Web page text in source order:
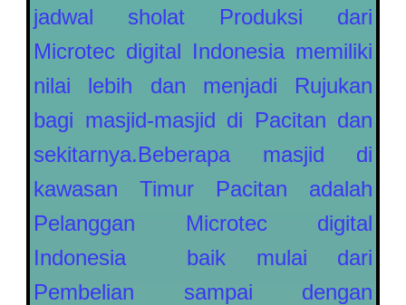
jadwal sholat Produksi dari
Microtec digital Indonesia memiliki
nilai lebih dan menjadi Rujukan
bagi masjid-masjid di Pacitan dan
sekitarnya.Beberapa masjid di
kawasan Timur Pacitan adalah
Pelanggan Microtec digital
Indonesia baik mulai dari
Pembelian sampai dengan